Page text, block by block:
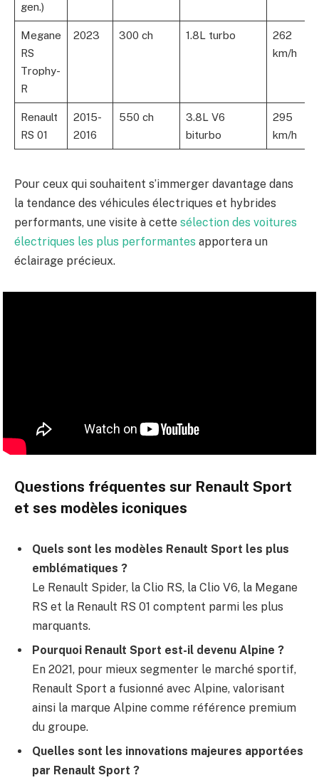
gen.)
Megane
RS
Trophy-
R
2023 300 ch 1.8L turbo
262
km/h
Renault
RS 01
2015-
2016
550 ch
3.8L V6
biturbo
295
km/h
Pour ceux qui souhaitent s’immerger davantage dans
la tendance des véhicules électriques et hybrides
performants, une visite à cette sélection des voitures
électriques les plus performantes apportera un
éclairage précieux.
Questions fréquentes sur Renault Sport
et ses modèles iconiques
Quels sont les modèles Renault Sport les plus
emblématiques ?
Le Renault Spider, la Clio RS, la Clio V6, la Megane
RS et la Renault RS 01 comptent parmi les plus
marquants.
Pourquoi Renault Sport est-il devenu Alpine ?
En 2021, pour mieux segmenter le marché sportif,
Renault Sport a fusionné avec Alpine, valorisant
ainsi la marque Alpine comme référence premium
du groupe.
Quelles sont les innovations majeures apportées
par Renault Sport ?